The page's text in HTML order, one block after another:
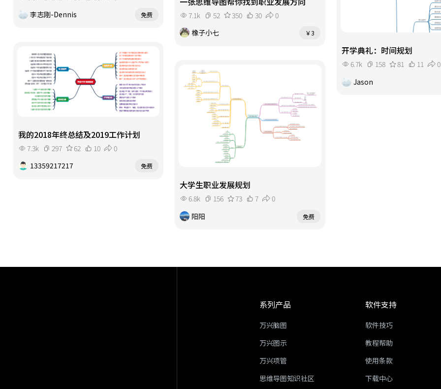
7.1k 52 350 30
0
橡子小七
￥3
李志刚-Dennis
免费
开学典礼：时间规划
6.7k 158 81 11
0
Jason
我的2018年终总结及2019工作计划
7.3k 297 62 10
0
13359217217
免费
大学生职业发展规划
6.8k 156 73 7
0
阳阳
免费
系列产品
万兴脑图
万兴图示
万兴项管
思维导图知识社区
软件支持
软件技巧
教程帮助
使用条款
下载中心